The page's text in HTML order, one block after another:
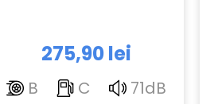
275,90 lei
B C 71dB